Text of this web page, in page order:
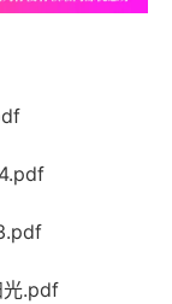
光.pdf